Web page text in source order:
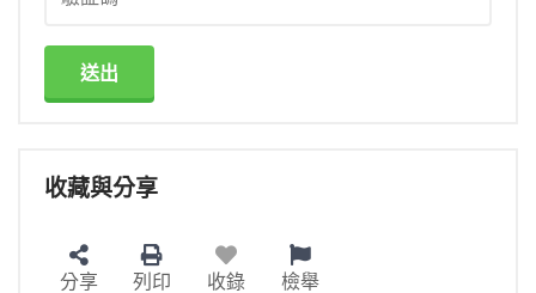
送出
收藏與分享
分享 列印 收錄 檢舉